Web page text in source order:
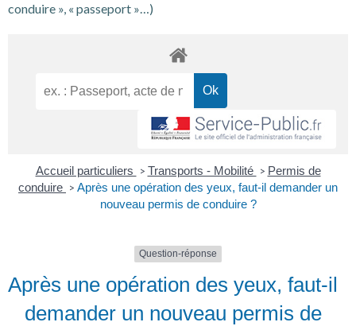
conduire », « passeport »…)
Accueil particuliers > Transports - Mobilité > Permis de
conduire > Après une opération des yeux, faut-il demander un
nouveau permis de conduire ?
Question-réponse
Après une opération des yeux, faut-il
demander un nouveau permis de